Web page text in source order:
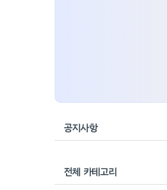
공지사항
전체 카테고리